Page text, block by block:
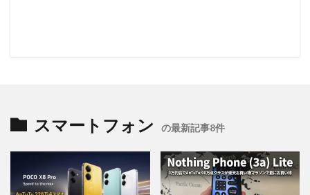
スマートフォン の最新記事8件